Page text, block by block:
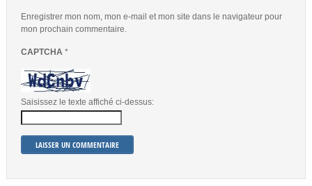
Enregistrer mon nom, mon e-mail et mon site dans le navigateur pour
mon prochain commentaire.
CAPTCHA *
Saisissez le texte affiché ci-dessus: